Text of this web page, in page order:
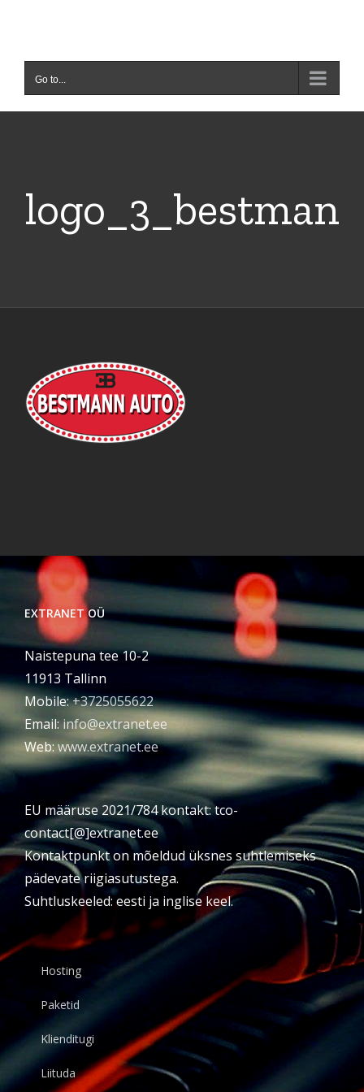
Go to...
logo_3_bestman
EXTRANET OÜ
Naistepuna tee 10-2
11913 Tallinn
Mobile:+3725055622
Email:info@extranet.ee
Web:www.extranet.ee
EU määruse 2021/784 kontakt: tco-
contact[@]extranet.ee
Kontaktpunkt on mõeldud üksnes suhtlemiseks
pädevate riigiasutustega.
Suhtluskeeled: eesti ja inglise keel.
Hosting
Paketid
Klienditugi
Liituda